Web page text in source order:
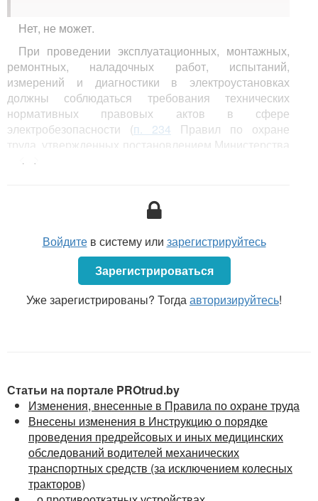
Нет, не может.
При проведении эксплуатационных, монтажных,
ремонтных, наладочных работ, испытаний,
измерений и диагностики в электроустановках
должны соблюдаться требования технических
нормативных правовых актов в сфере
электробезопасности (п. 234 Правил по охране
труда, утвержденных постановлением Министерства
труда и социальной защиты Республики Беларусь от
С 1 июля 2022 г. введен в действие технический
кодекс установившейся практики ТКП 427-2022
обеспечению безопасности при эксплуатации»,
утвержденныйпостановлениемМинистерства
энергетики Республики Беларусь от 09.03.2022 № 10
(далее — ТКП 427-2022).
Войдитев систему или зарегистрируйтесь
Зарегистрироваться
Уже зарегистрированы? Тогдаавторизируйтесь!
Статьи на портале PROtrud.by
Изменения, внесенные в Правила по охране труда
Внесены изменения в Инструкцию о порядке
проведения предрейсовых и иных медицинских
обследований водителей механических
транспортных средств (за исключением колесных
тракторов)